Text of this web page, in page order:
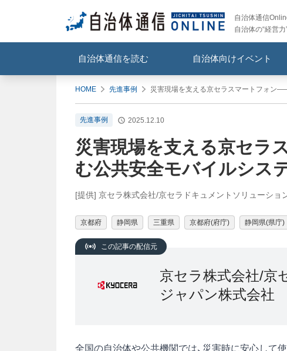
自治体通信
自治体の“経営
自治体通信を読む 自治体向けイベント
HOME 先進事例 災害現場を支える京セラスマートフォン
先進事例 2025.12.10
災害現場を支える京セ
む公共安全モバイルシス
[提供] 京セラ株式会社/京セラドキュメントソリューショ
京都府 静岡県 三重県 京都府(府庁) 静岡県(県庁)
この記事の配信元
京セラ株式会社/京
ジャパン株式会社
全国の自治体や公共機関では、災害時に安心して